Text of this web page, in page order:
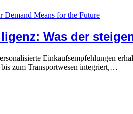
Was der
Einkaufsempfehlungen
zum Transportwesen integriert,…